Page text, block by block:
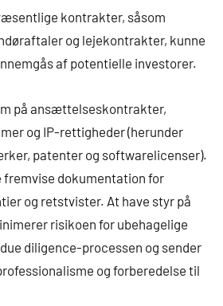
kontrakter, såsom
og lejekontrakter, kunne
af potentielle investorer.
på ansættelseskontrakter,
og IP-rettigheder (herunder
patenter og softwarelicenser).
fremvise dokumentation for
og retstvister. At have styr på
risikoen for ubehagelige
diligence-processen og sender
og forberedelse til